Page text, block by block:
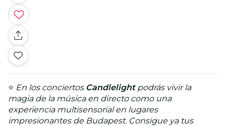
⭐ En los conciertos Candlelightpodrás vivir la
magia de la música en directo como una
experiencia multisensorial en lugares
impresionantes de Budapest. Consigue ya tus